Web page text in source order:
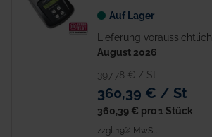
Auf Lager
Lieferung voraussichtlich
August 2026
397,78 € / St
360,39 € / St
360,39 € pro 1 Stück
zzgl. 19% MwSt.